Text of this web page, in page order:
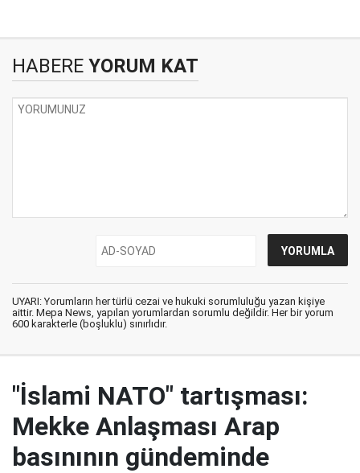
HABERE YORUM KAT
UYARI: Yorumların her türlü cezai ve hukuki sorumluluğu yazan kişiye
aittir. Mepa News, yapılan yorumlardan sorumlu değildir. Her bir yorum
600 karakterle (boşluklu) sınırlıdır.
"İslami NATO" tartışması:
Mekke Anlaşması Arap
basınının gündeminde